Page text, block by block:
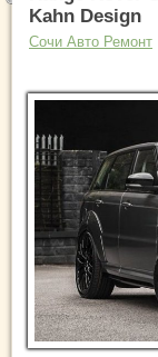
Kahn Design
Сочи Авто Ремонт